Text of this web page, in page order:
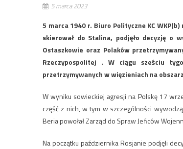
5 marca 2023
5 marca 1940 r. Biuro Polityczne KC
skierował do Stalina, podjęło decyzję o
Ostaszkowie oraz Polaków
Rzeczypospolitej . W ciągu sześciu
przetrzymywanych w więzieniach na
W wyniku sowieckiej agresji na Polskę 17
część z nich, w tym w szczególności
Beria powołał Zarząd do Spraw Jeńców
Na początku października Rosjanie podjęli